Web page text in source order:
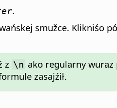
.
smužce. Klikniśo
z \n ako regularny
zasajźił.